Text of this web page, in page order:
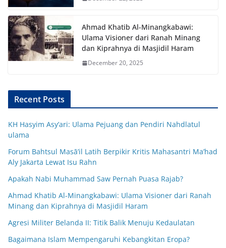
Ahmad Khatib Al-Minangkabawi:
Ulama Visioner dari Ranah Minang
dan Kiprahnya di Masjidil Haram
December 20, 2025
Recent Posts
KH Hasyim Asy’ari: Ulama Pejuang dan Pendiri Nahdlatul
ulama
Forum Bahtsul Masā’il Latih Berpikir Kritis Mahasantri Ma’had
Aly Jakarta Lewat Isu Rahn
Apakah Nabi Muhammad Saw Pernah Puasa Rajab?
Ahmad Khatib Al-Minangkabawi: Ulama Visioner dari Ranah
Minang dan Kiprahnya di Masjidil Haram
Agresi Militer Belanda II: Titik Balik Menuju Kedaulatan
Bagaimana Islam Mempengaruhi Kebangkitan Eropa?